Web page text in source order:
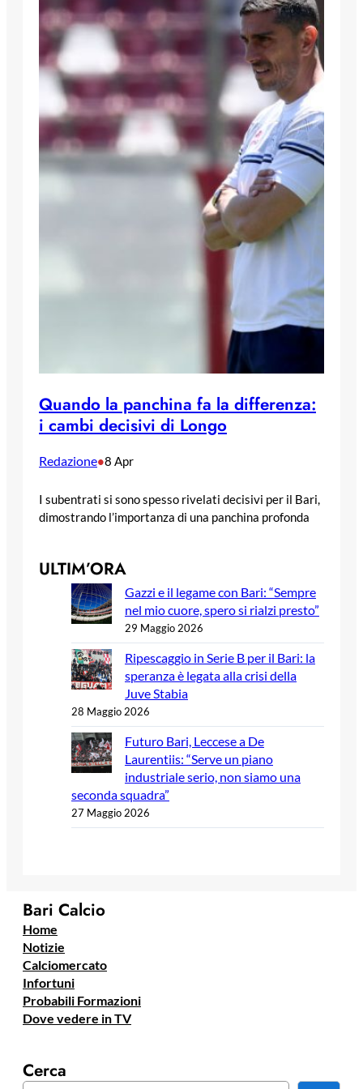
Quando la panchina fa la differenza:
i cambi decisivi di Longo
Redazione•8 Apr
I subentrati si sono spesso rivelati decisivi per il Bari,
dimostrando l’importanza di una panchina profonda
ULTIM’ORA
Gazzi e il legame con Bari: “Sempre
nel mio cuore, spero si rialzi presto”
29 Maggio 2026
Ripescaggio in Serie B per il Bari: la
speranza è legata alla crisi della
Juve Stabia
28 Maggio 2026
Futuro Bari, Leccese a De
Laurentiis: “Serve un piano
industriale serio, non siamo una
seconda squadra”
27 Maggio 2026
Bari Calcio
Home
Notizie
Calciomercato
Infortuni
Probabili Formazioni
Dove vedere in TV
Cerca